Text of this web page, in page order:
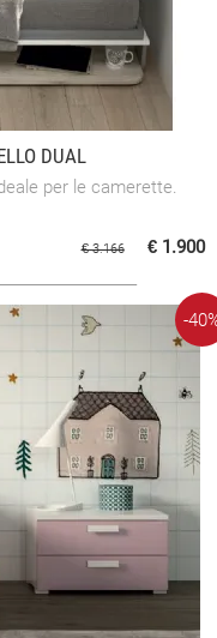
DUAL
per le camerette.
€ 3.166 € 1.900
-